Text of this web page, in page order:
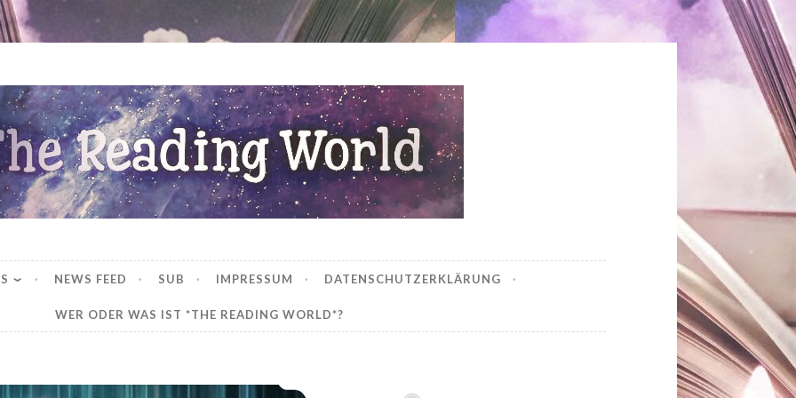
World
NEWS FEED SUB IMPRESSUM DATENSCHUTZERKLÄRUNG
WER ODER WAS IST *THE READING WORLD*?
*Rezension* -> Eine Geschichte vom Bösen: A Trickster’s Tale von Marcus Bannò